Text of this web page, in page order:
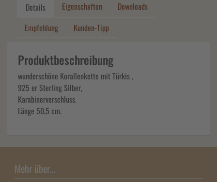
Details Eigenschaften
Downloads
Empfehlung
Kunden-Tipp
Produktbeschreibung
wunderschöne Korallenkette mit Türkis ,
925 er Sterling Silber,
Karabinerverschluss.
Länge 50,5 cm.
Mehr über...